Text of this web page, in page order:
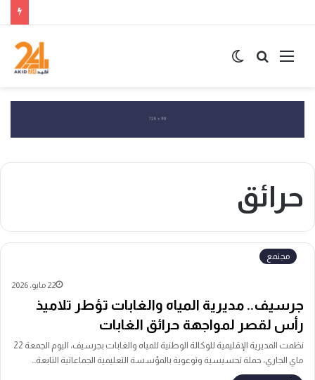
القائمة بحث
حرائق
مجتمع
22 مايو، 2026
جرسيف.. مديرية المياه والغابات تؤطر تلاميذ
رأس لقصر لمواجهة حرائق الغابات
نظمت المديرية الإقليمية للوكالة الوطنية للمياه والغابات بجرسيف، اليوم الجمعة 22
ماي الجاري، حملة تحسيسية وتوعوية بالمؤسسة التعليمية الجماعاتية التابعة…